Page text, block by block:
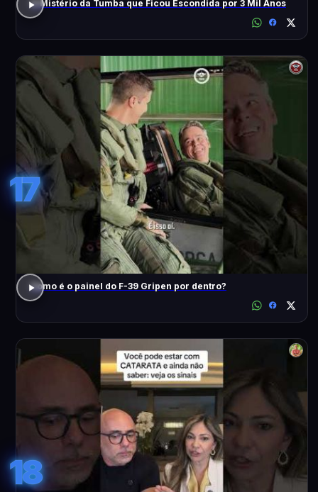
O Mistério da Tumba que Ficou Escondida por 3 Mil Anos
17
Como é o painel do F-39 Gripen por dentro?
18